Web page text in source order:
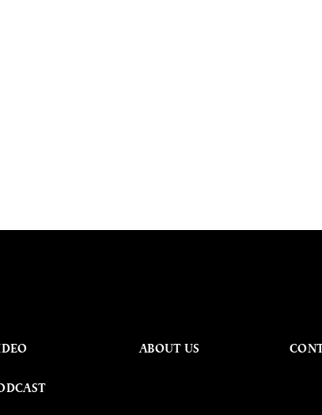
ABOUT US